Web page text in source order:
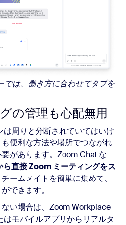
では、働き方に合わせてタブを
の管理も心配無用
は周りと分断されていてはいけ
便利な方法や場所でつながれ
があります。Zoom Chat な
ら直接 Zoom ミーティングをス
ームメイトを簡単に集めて、
できます。
ない場合は、Zoom Workplace
はモバイルアプリからリアルタ